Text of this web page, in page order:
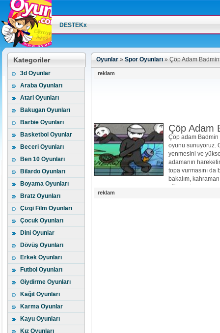
DESTEKx
Kategoriler
3d Oyunlar
Araba Oyunları
Atari Oyunları
Bakugan Oyunları
Barbie Oyunları
Basketbol Oyunlar
Beceri Oyunları
Ben 10 Oyunları
Bilardo Oyunları
Boyama Oyunları
Bratz Oyunları
Çizgi Film Oyunları
Çocuk Oyunları
Dini Oyunlar
Dövüş Oyunları
Erkek Oyunları
Futbol Oyunları
Giydirme Oyunları
Kağıt Oyunları
Karma Oyunlar
Kayu Oyunları
Kız Oyunları
Oyunlar » Spor Oyunları » Çöp Adam
reklam
Çöp Adam
Çöp adam
oyunu sunuyoruz.
yenmesini ve
adamanın
topa vurmasını
bakalım,
eğlenceler…
reklam